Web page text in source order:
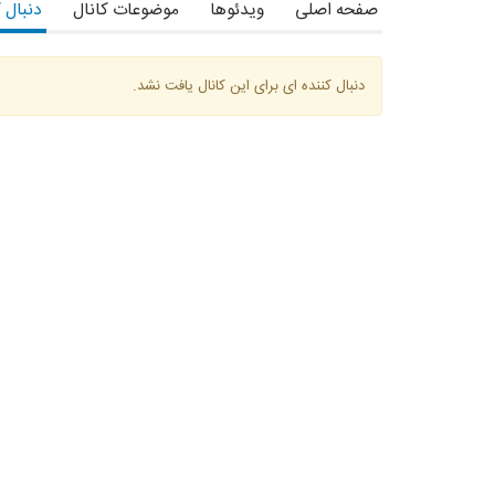
صفحه اصلی ویدئوها موضوعات کانال
دنبال کننده ای برای این کانال یافت نشد.